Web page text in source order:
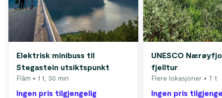
Elektrisk minibuss til
Stegastein utsiktspunkt
Flåm • 1 t, 30 min
Ingen pris tilgjengelig
UNESCO
fjelltur
Flere lokasjoner • 7 t
Ingen pris